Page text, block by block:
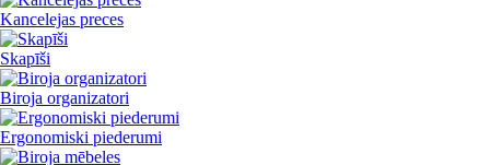
Kancelejas preces
Skapīši
Biroja organizatori
Ergonomiski piederumi